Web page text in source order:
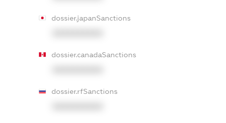
dossier.japanSanctions
dossier.canadaSanctions
dossier.rfSanctions